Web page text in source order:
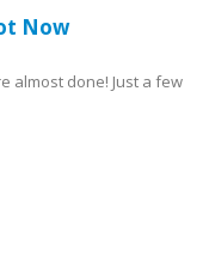
Now
almost done! Just a few